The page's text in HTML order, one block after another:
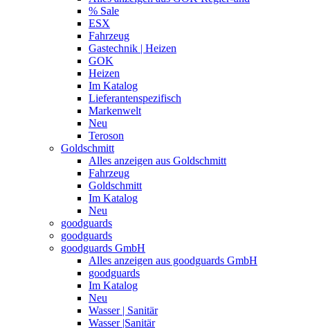
% Sale
ESX
Fahrzeug
Gastechnik | Heizen
GOK
Heizen
Im Katalog
Lieferantenspezifisch
Markenwelt
Neu
Teroson
Goldschmitt
Alles anzeigen aus Goldschmitt
Fahrzeug
Goldschmitt
Im Katalog
Neu
goodguards
goodguards
goodguards GmbH
Alles anzeigen aus goodguards GmbH
goodguards
Im Katalog
Neu
Wasser | Sanitär
Wasser |Sanitär